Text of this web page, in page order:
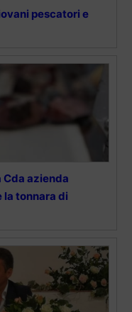
pescatori e
azienda
la tonnara di